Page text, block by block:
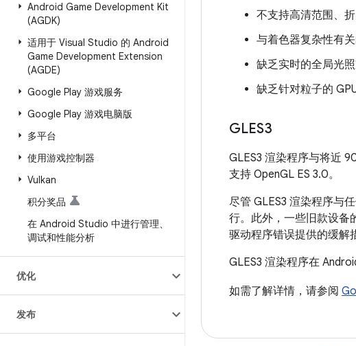
Android Game Development Kit
(AGDK)
适用于 Visual Studio 的 Android
Game Development Extension
(AGDE)
Google Play 游戏服务
Google Play 游戏电脑版
多平台
使用游戏控制器
Vulkan
积分奖品
在 Android Studio 中进行管理、
调试和性能分析
优化
发布
不支持高清范围、
与着色器复杂性有关
缺乏实时的全局光照
缺乏针对粒子的
GLES3
GLES3 渲染程序与将近
支持 OpenGL ES 3.0。
尽管 GLES3 渲染程序与
行。此外，一些旧款设备
驱动程序错误提供的缓解
GLES3 渲染程序在
如需了解详情，请参阅